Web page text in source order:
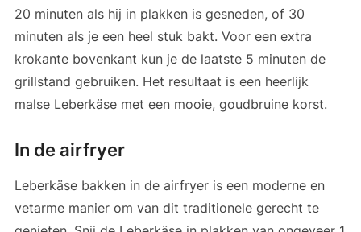
20 minuten als hij in plakken is gesneden, of 30
minuten als je een heel stuk bakt. Voor een extra
krokante bovenkant kun je de laatste 5 minuten de
grillstand gebruiken. Het resultaat is een heerlijk
malse Leberkäse met een mooie, goudbruine korst.
In de airfryer
Leberkäse bakken in de airfryer is een moderne en
vetarme manier om van dit traditionele gerecht te